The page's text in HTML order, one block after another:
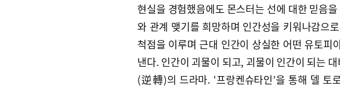
현실을 경험했음에도 몬스터는 선에 대한 믿음
와 관계 맺기를 희망하며 인간성을 키워나감으
척점을 이루며 근대 인간이 상실한 어떤 유토피
낸다. 인간이 괴물이 되고, 괴물이 인간이 되는
(逆轉)의 드라마. ‘프랑켄슈타인’을 통해 델 토